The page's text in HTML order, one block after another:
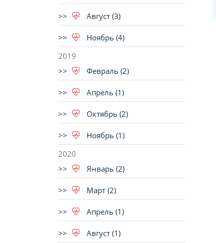
Август (3)
Ноябрь (4)
2019
Февраль (2)
Апрель (1)
Октябрь (2)
Ноябрь (1)
2020
Январь (2)
Март (2)
Апрель (1)
Август (1)